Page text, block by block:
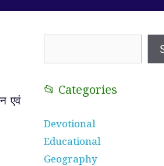
एवं
📂 Categories
Devotional
Educational
Geography